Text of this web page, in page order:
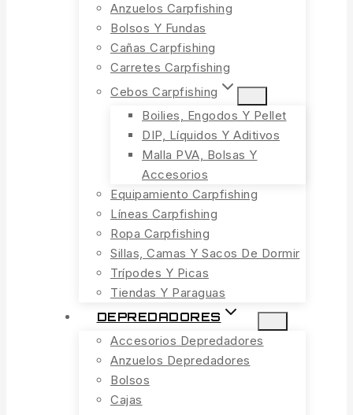
Anzuelos Carpfishing
Bolsos Y Fundas
Cañas Carpfishing
Carretes Carpfishing
Cebos Carpfishing
Boilies, Engodos Y Pellet
DIP, Líquidos Y Aditivos
Malla PVA, Bolsas Y
Accesorios
Equipamiento Carpfishing
Líneas Carpfishing
Ropa Carpfishing
Sillas, Camas Y Sacos De Dormir
Trípodes Y Picas
Tiendas Y Paraguas
DEPREDADORES
Accesorios Depredadores
Anzuelos Depredadores
Bolsos
Cajas